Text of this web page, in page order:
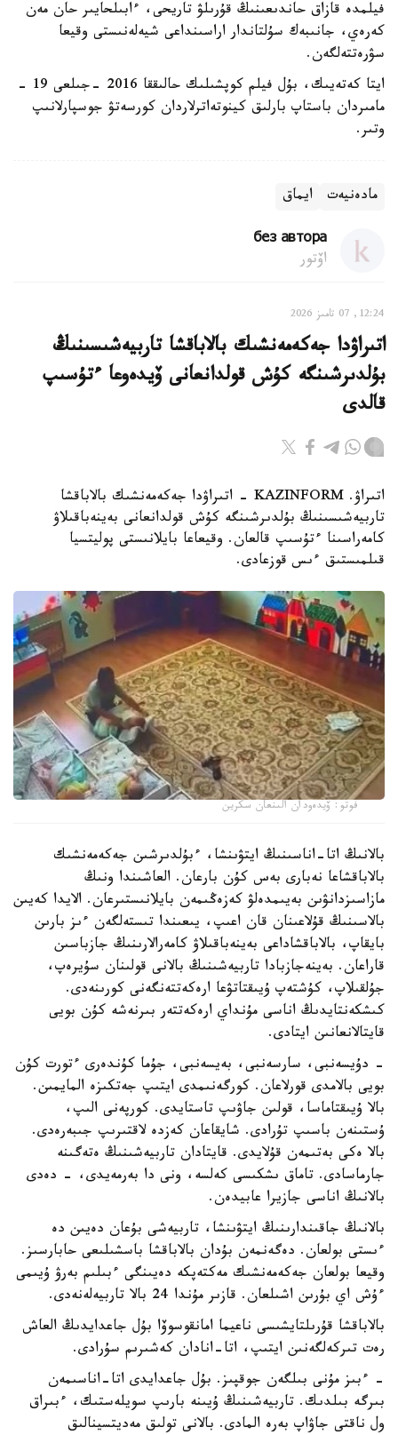
فيلمدە قازاق حاندىعىنىڭ قۇرىلۋ تاريحى، ءابىلحايىر حان مەن
كەرەي، جانىبەك سۇلتاندار اراسىنداعى شيەلەنىستى وقيعا
سۋرەتتەلگەن.
ايتا كەتەيىك، بۇل فيلم كوپشىلىك حالىققا 2016 -جىلعى 19 -
مامىردان باستاپ بارلىق كينوتەاترلاردان كورسەتۋ جوسپارلانىپ
وتىر.
مادەنيەت ايماق
без автора
اۆتور
12:24, 07 تامىز 2026
اتىراۋدا جەكەمەنشىك بالاباقشا تاربيەشىسىنىڭ
بۇلدىرشىنگە كۇش قولدانعانى ۆيدەوعا ءتۇسىپ
قالدى
اتىراۋ. KAZINFORM - اتىراۋدا جەكەمەنشىك بالاباقشا
تاربيەشىسىنىڭ بۇلدىرشىنگە كۇش قولدانعانى بەينەباقىلاۋ
كامەراسىنا ءتۇسىپ قالعان. وقيعاعا بايلانىستى پوليتسيا
قىلمىستىق ءىس قوزعادى.
فوتو: ۆيدەودان الىنعان سكرين
بالانىڭ اتا-اناسىنىڭ ايتۋىنشا، ءبۇلدىرشىن جەكەمەنشىك
بالاباقشاعا نەبارى بەس كۇن بارعان. العاشىندا ونىڭ
مازاسىزدانۋىن بەيىمدەلۋ كەزەڭىمەن بايلانىستىرعان. الايدا كەيىن
بالاسىنىڭ قۇلاعىنان قان اعىپ، يىعىندا تىستەلگەن ءىز بارىن
بايقاپ، بالاباقشاداعى بەينەباقىلاۋ كامەرالارىنىڭ جازباسىن
قاراعان. بەينەجازبادا تاربيەشىنىڭ بالانى قولىنان سۇيرەپ،
جۇلقىلاپ، كۇشتەپ ۇيىقتاتۋعا ارەكەتتەنگەنى كورىنەدى.
كىشكەنتايدىڭ اناسى مۇنداي ارەكەتتەر بىرنەشە كۇن بويى
قايتالانعانىن ايتادى.
- دۇيسەنبى، سارسەنبى، بەيسەنبى، جۇما كۇندەرى ءتورت كۇن
بويى بالامدى قورلاعان. كورگەنىمدى ايتىپ جەتكىزە المايمىن.
بالا ۇيىقتاماسا، قولىن جاۋىپ تاستايدى. كورپەنى الىپ،
ۇستىنەن باسىپ تۇرادى. شايقاعان كەزدە لاقتىرىپ جىبەرەدى.
بالا ەكى بەتىمەن قۇلايدى. قايتادان تاربيەشىنىڭ ەتەگىنە
جارماسادى. تاماق ىشكىسى كەلسە، ونى دا بەرمەيدى، - دەدى
بالانىڭ اناسى جازيرا عابيدەن.
بالانىڭ جاقىندارىنىڭ ايتۋىنشا، تاربيەشى بۇعان دەيىن دە
ءىستى بولعان. دەگەنمەن بۇدان بالاباقشا باسشىلىعى حابارسىز.
وقيعا بولعان جەكەمەنشىك مەكتەپكە دەيىنگى ءبىلىم بەرۋ ۇيىمى
ءۇش اي بۇرىن اشىلعان. قازىر مۇندا 24 بالا تاربيەلەنەدى.
بالاباقشا قۇرىلتايشىسى ناعيما امانقوسوۆا بۇل جاعدايدىڭ العاش
رەت تىركەلگەنىن ايتىپ، اتا-انادان كەشىرىم سۇرادى.
- ءبىز مۇنى بىلگەن جوقپىز. بۇل جاعدايدى اتا-اناسىمەن
بىرگە بىلدىك. تاربيەشىنىڭ ۇيىنە بارىپ سويلەستىك، ءبىراق
ول ناقتى جاۋاپ بەرە المادى. بالانى تولىق مەديتسينالىق